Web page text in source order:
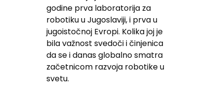
godine prva laboratorija za
robotiku u Jugoslaviji, i prva u
jugoistočnoj Evropi. Kolika joj je
bila važnost svedoči i činjenica
da se i danas globalno smatra
začetnicom razvoja robotike u
svetu.